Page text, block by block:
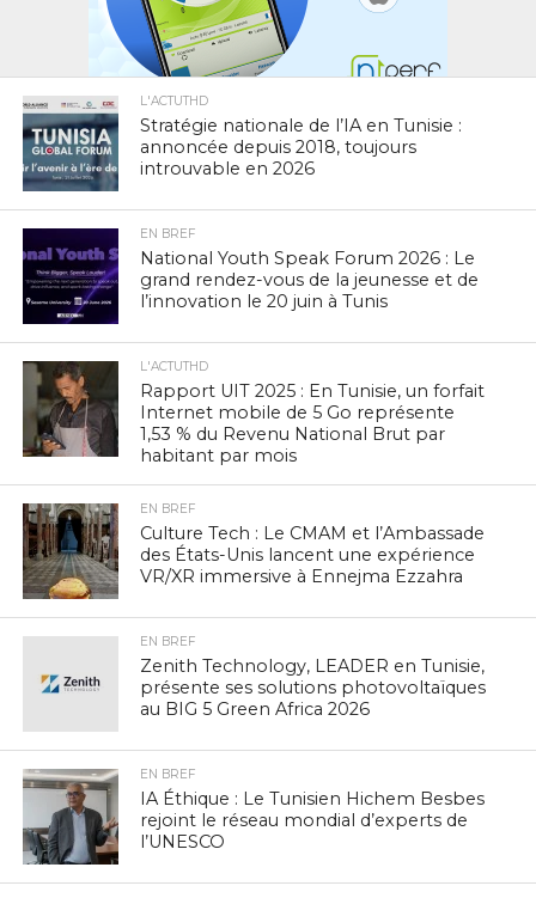
L'ACTUTHD
Stratégie nationale de l’IA en Tunisie :
annoncée depuis 2018, toujours
introuvable en 2026
EN BREF
National Youth Speak Forum 2026 : Le
grand rendez-vous de la jeunesse et de
l’innovation le 20 juin à Tunis
L'ACTUTHD
Rapport UIT 2025 : En Tunisie, un forfait
Internet mobile de 5 Go représente
1,53 % du Revenu National Brut par
habitant par mois
EN BREF
Culture Tech : Le CMAM et l’Ambassade
des États-Unis lancent une expérience
VR/XR immersive à Ennejma Ezzahra
EN BREF
Zenith Technology, LEADER en Tunisie,
présente ses solutions photovoltaïques
au BIG 5 Green Africa 2026
EN BREF
IA Éthique : Le Tunisien Hichem Besbes
rejoint le réseau mondial d’experts de
l’UNESCO